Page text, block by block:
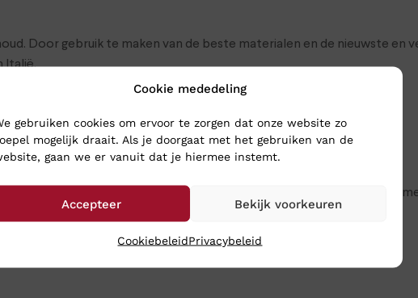
Cookie mededeling
gebruiken cookies om ervoor te zorgen dat onze website zo
mogelijk draait. Als je doorgaat met het gebruiken van de
gaan we er vanuit dat je hiermee instemt.
Accepteer Bekijk voorkeuren
CookiebeleidPrivacybeleid
Door gebruik te maken van de beste materialen en de nieuwste
Italië.
naar Klinkenberg Schoenen in Geldrop.
onze webshop. Wij verzenden ze op werkdagen nog dezelfde dag en